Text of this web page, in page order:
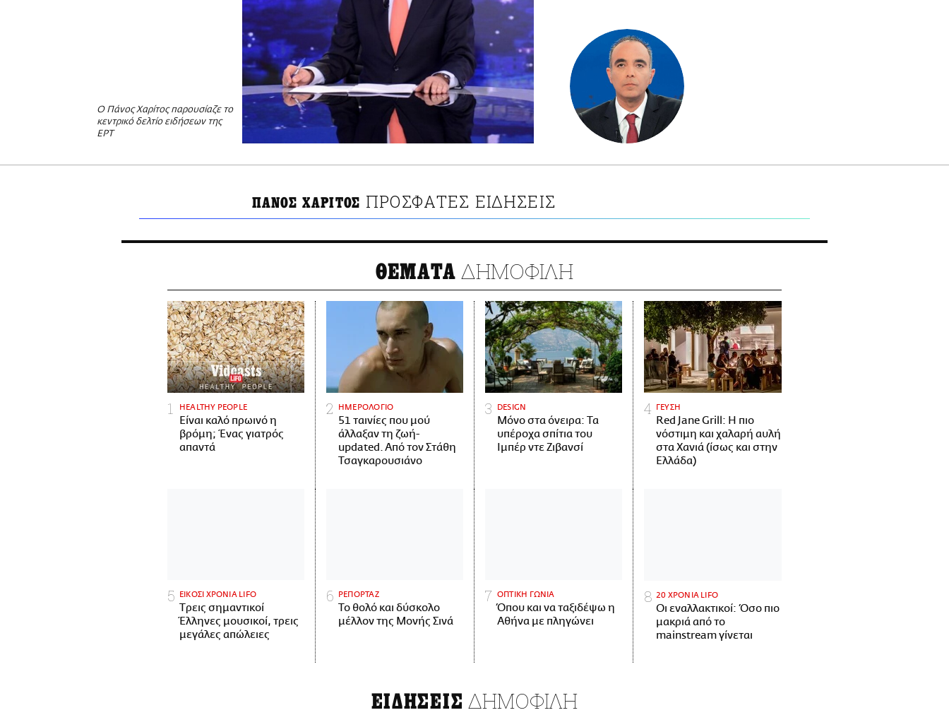
Ο Πάνος Χαρίτος παρουσίαζε το
κεντρικό δελτίο ειδήσεων της
ΕΡΤ
ΠΑΝΟΣ ΧΑΡΙΤΟΣ ΠΡΟΣΦΑΤΕΣ ΕΙΔΗΣΕΙΣ
ΘΕΜΑΤΑ ΔΗΜΟΦΙΛΗ
HEALTHY PEOPLE
Είναι καλό πρωινό η
βρόμη; Ένας γιατρός
απαντά
ΗΜΕΡΟΛΟΓΙΟ
51 ταινίες που μού
άλλαξαν τη ζωή-
updated. Aπό τον Στάθη
Τσαγκαρουσιάνο
DESIGN
Μόνο στα όνειρα: Τα
υπέροχα σπίτια του
Ιμπέρ ντε Ζιβανσί
ΓΕΥΣΗ
Red Jane Grill: Η πιο
νόστιμη και χαλαρή αυλή
στα Χανιά (ίσως και στην
Ελλάδα)
ΕΙΚΟΣΙ ΧΡΟΝΙΑ LIFO
Tρεις σημαντικοί
Έλληνες μουσικοί, τρεις
μεγάλες απώλειες
ΡΕΠΟΡΤΑΖ
Το θολό και δύσκολο
μέλλον της Μονής Σινά
ΟΠΤΙΚΗ ΓΩΝΙΑ
Όπου και να ταξιδέψω η
Αθήνα με πληγώνει
20 ΧΡΟΝΙΑ LIFO
Οι εναλλακτικοί: Όσο πιο
μακριά από το
mainstream γίνεται
ΕΙΔΗΣΕΙΣ ΔΗΜΟΦΙΛΗ